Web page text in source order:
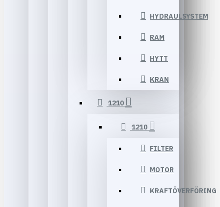
HYDRAULSYSTEM
RAM
HYTT
KRAN
1210
1210
FILTER
MOTOR
KRAFTÖVERFÖRING